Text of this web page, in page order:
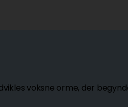
voksne orme, der